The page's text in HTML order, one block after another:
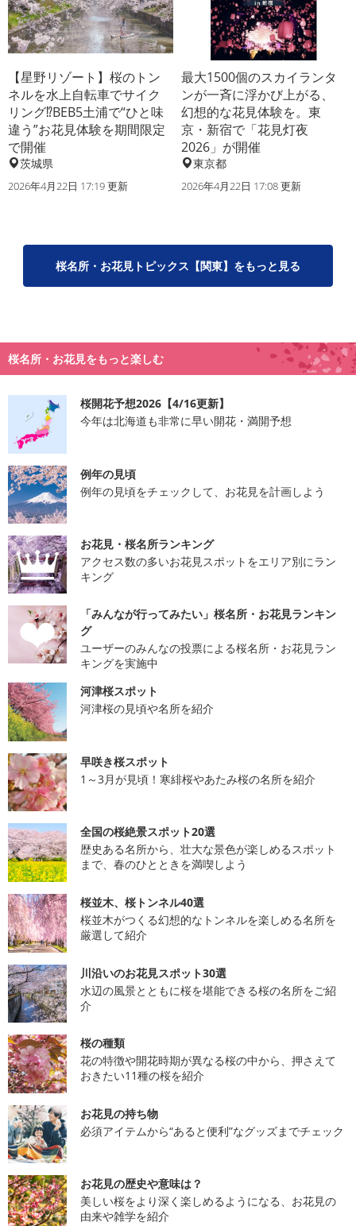
【星野リゾート】桜のトン
ネルを水上自転車でサイク
リング⁉BEB5土浦で“ひと味
違う”お花見体験を期間限定
で開催
茨城県
2026年4月22日 17:19 更新
最大1500個のスカイランタ
ンが一斉に浮かび上がる、
幻想的な花見体験を。東
京・新宿で「花見灯夜
2026」が開催
東京都
2026年4月22日 17:08 更新
桜名所・お花見トピックス【関東】をもっと見る
桜名所・お花見をもっと楽しむ
桜開花予想2026【4/16更新】
今年は北海道も非常に早い開花・満開予想
例年の見頃
例年の見頃をチェックして、お花見を計画しよう
お花見・桜名所ランキング
アクセス数の多いお花見スポットをエリア別にラン
キング
「みんなが行ってみたい」桜名所・お花見ランキン
グ
ユーザーのみんなの投票による桜名所・お花見ラン
キングを実施中
河津桜スポット
河津桜の見頃や名所を紹介
早咲き桜スポット
1～3月が見頃！寒緋桜やあたみ桜の名所を紹介
全国の桜絶景スポット20選
歴史ある名所から、壮大な景色が楽しめるスポット
まで、春のひとときを満喫しよう
桜並木、桜トンネル40選
桜並木がつくる幻想的なトンネルを楽しめる名所を
厳選して紹介
川沿いのお花見スポット30選
水辺の風景とともに桜を堪能できる桜の名所をご紹
介
桜の種類
花の特徴や開花時期が異なる桜の中から、押さえて
おきたい11種の桜を紹介
お花見の持ち物
必須アイテムから“あると便利”なグッズまでチェック
お花見の歴史や意味は？
美しい桜をより深く楽しめるようになる、お花見の
由来や雑学を紹介